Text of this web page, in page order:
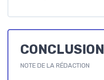
CONCLUSION
NOTE DE LA RÉDACTION